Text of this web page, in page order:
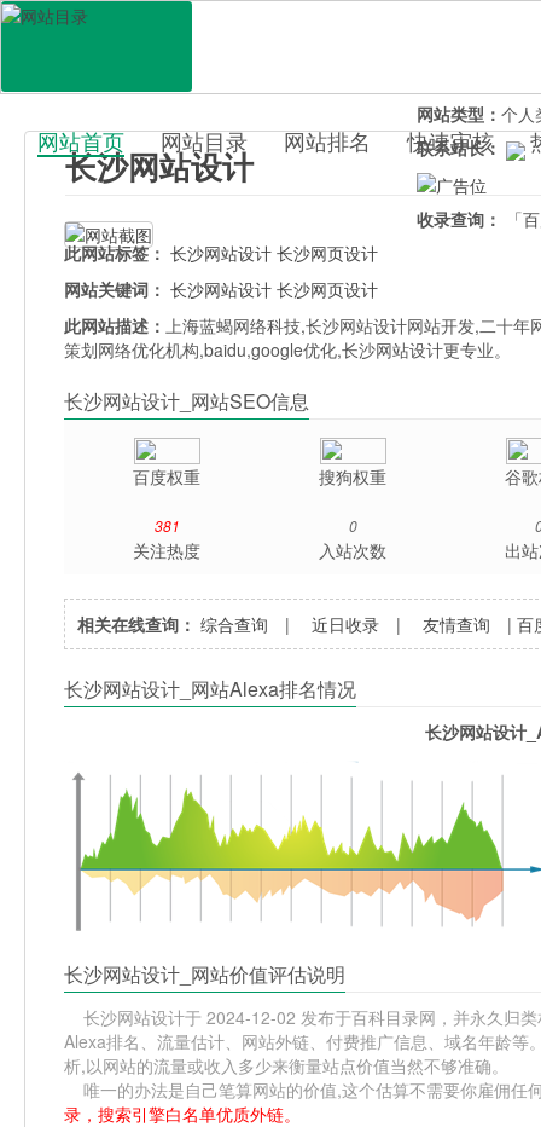
百科目录
网站首页 网站目录 网站排名 快速审核
长沙网站设计
网站类型： 个人
联系站长：
收录查询：
「
此网站标签： 长沙网站设计 长沙网页设计
网站关键词： 长沙网站设计 长沙网页设计
此网站描述： 上海蓝蝎网络科技,长沙网站设计网站开发,二十
策划网络优化机构,baidu,google优化,长沙网站设计更专业。
长沙网站设计_网站SEO信息
百度权重 搜狗权重 谷
381
关注热度
0
入站次数 出
相关在线查询： 综合查询 |近日收录 |友情查询 |百
长沙网站设计_网站Alexa排名情况
长沙网站设计
长沙网站设计_网站价值评估说明
长沙网站设计于 2024-12-02 发布于百科目录网，并永久归
Alexa排名、流量估计、网站外链、付费推广信息、域名年龄
析,以网站的流量或收入多少来衡量站点价值当然不够准确。
唯一的办法是自己笔算网站的价值,这个估算不需要你雇佣任
录，搜索引擎白名单优质外链。